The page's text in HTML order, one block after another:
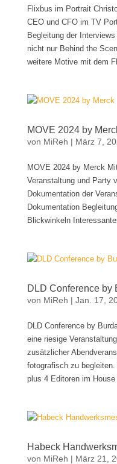
Flixbus im Portrait
CEO und CFO im TV
Begleitung der
nicht nur Behind the
weitere Motive mit dem
MOVE 2024 by
von MiReh | März 7,
MOVE 2024 by Merck
Veranstaltung und Party
Dokumentation der
Dokumentation
Blickwinkeln
DLD Conference by
von MiReh | Jan. 17,
DLD Conference by
eine riesige
zusätzlicher
fotografisch zu
plus 4 Editoren im
Habeck
von MiReh | März 21,